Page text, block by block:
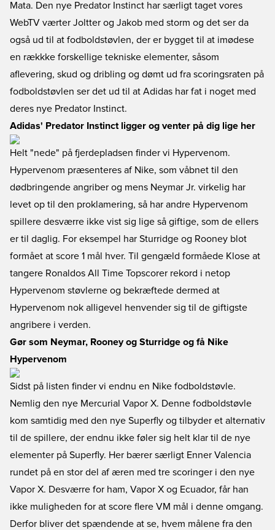
Mata. Den nye Predator Instinct har særligt taget vores
WebTV værter Joltter og Jakob med storm og det ser da
også ud til at fodboldstøvlen, der er bygget til at imødese
en rækkke forskellige tekniske elementer, såsom
aflevering, skud og dribling og dømt ud fra scoringsraten på
fodboldstøvlen ser det ud til at Adidas har fat i noget med
deres nye Predator Instinct.
Adidas' Predator Instinct ligger og venter på dig lige her
Helt "nede" på fjerdepladsen finder vi Hypervenom.
Hypervenom præsenteres af Nike, som våbnet til den
dødbringende angriber og mens Neymar Jr. virkelig har
levet op til den proklamering, så har andre Hypervenom
spillere desværre ikke vist sig lige så giftige, som de ellers
er til daglig. For eksempel har Sturridge og Rooney blot
formået at score 1 mål hver. Til gengæld formåede Klose at
tangere Ronaldos All Time Topscorer rekord i netop
Hypervenom støvlerne og bekræftede dermed at
Hypervenom nok alligevel henvender sig til de giftigste
angribere i verden.
Gør som Neymar, Rooney og Sturridge og få Nike
Hypervenom
Sidst på listen finder vi endnu en Nike fodboldstøvle.
Nemlig den nye Mercurial Vapor X. Denne fodboldstøvle
kom samtidig med den nye Superfly og tilbyder et alternativ
til de spillere, der endnu ikke føler sig helt klar til de nye
elementer på Superfly. Her bærer særligt Enner Valencia
rundet på en stor del af æren med tre scoringer i den nye
Vapor X. Desværre for ham, Vapor X og Ecuador, får han
ikke muligheden for at score flere VM mål i denne omgang.
Derfor bliver det spændende at se, hvem målene fra den